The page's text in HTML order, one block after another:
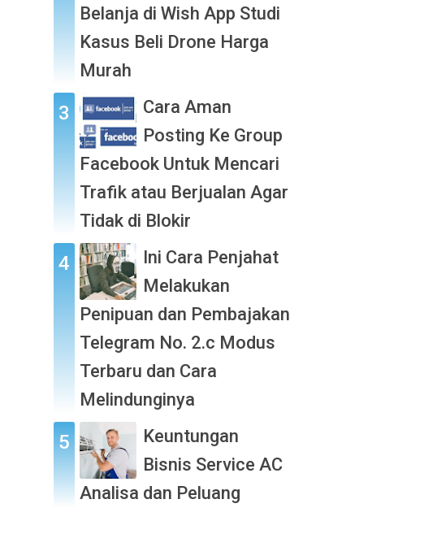
Belanja di Wish App Studi
Kasus Beli Drone Harga
Murah
Cara Aman
Posting Ke Group
Facebook Untuk Mencari
Trafik atau Berjualan Agar
Tidak di Blokir
Ini Cara Penjahat
Melakukan
Penipuan dan Pembajakan
Telegram No. 2.c Modus
Terbaru dan Cara
Melindunginya
Keuntungan
Bisnis Service AC
Analisa dan Peluang